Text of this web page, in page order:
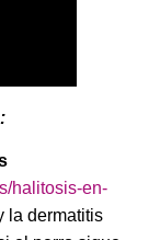
halitosis-en-
la dermatitis